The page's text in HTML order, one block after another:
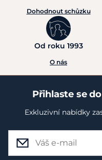
Dohodnout schůzku
Od roku 1993
O nás
Přihlaste se
Exkluzivní nabídky